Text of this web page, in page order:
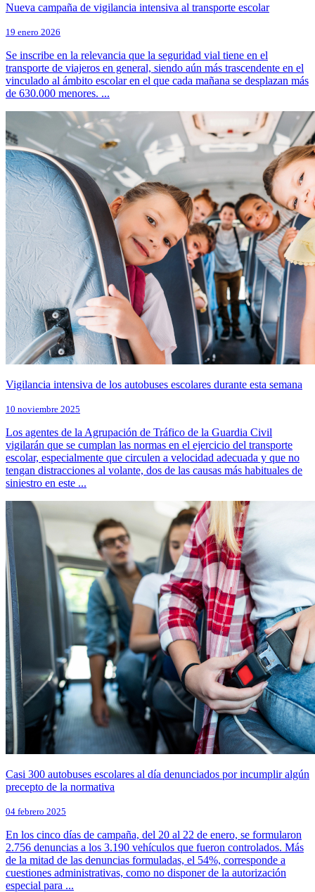
Nueva campaña de vigilancia intensiva al transporte escolar
19 enero 2026
Se inscribe en la relevancia que la seguridad vial tiene en el
transporte de viajeros en general, siendo aún más trascendente en el
vinculado al ámbito escolar en el que cada mañana se desplazan más
de 630.000 menores. ...
Vigilancia intensiva de los autobuses escolares durante esta semana
10 noviembre 2025
Los agentes de la Agrupación de Tráfico de la Guardia Civil
vigilarán que se cumplan las normas en el ejercicio del transporte
escolar, especialmente que circulen a velocidad adecuada y que no
tengan distracciones al volante, dos de las causas más habituales de
siniestro en este ...
Casi 300 autobuses escolares al día denunciados por incumplir algún
precepto de la normativa
04 febrero 2025
En los cinco días de campaña, del 20 al 22 de enero, se formularon
2.756 denuncias a los 3.190 vehículos que fueron controlados. Más
de la mitad de las denuncias formuladas, el 54%, corresponde a
cuestiones administrativas, como no disponer de la autorización
especial para ...